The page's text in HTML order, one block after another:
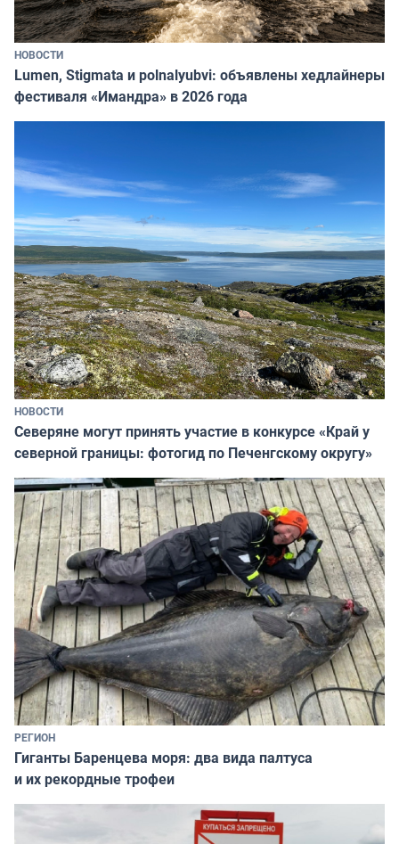
НОВОСТИ
Lumen, Stigmata и polnalyubvi: объявлены хедлайнеры
фестиваля «Имандра» в 2026 года
НОВОСТИ
Северяне могут принять участие в конкурсе «Край у
северной границы: фотогид по Печенгскому округу»
РЕГИОН
Гиганты Баренцева моря: два вида палтуса
и их рекордные трофеи